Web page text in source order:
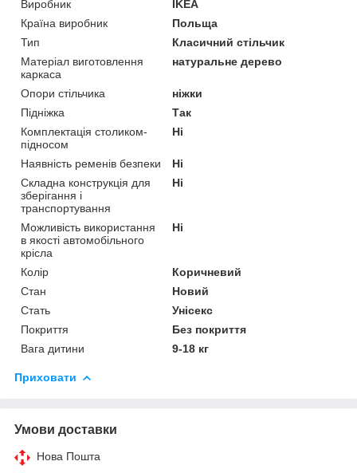
Виробник
IKEA
Країна виробник
Польща
Тип
Класичний стільчик
Матеріал виготовлення
каркаса
натуральне дерево
Опори стільчика
ніжки
Підніжка
Так
Комплектація столиком-
підносом
Ні
Наявність ременів безпеки
Ні
Складна конструкція для
зберігання і
транспортування
Ні
Можливість використання
в якості автомобільного
крісла
Ні
Колір
Коричневий
Стан
Новий
Стать
Унісекс
Покриття
Без покриття
Вага дитини
9-18 кг
Приховати
Умови доставки
Нова Пошта